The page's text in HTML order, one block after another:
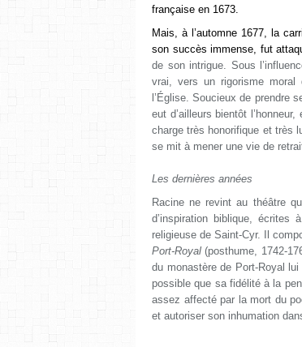
française en 1673.
Mais, à l’automne 1677, la
son succès immense, fut
de son intrigue. Sous
vrai, vers un rigorisme moral
l’Église. Soucieux de prendre
eut d’ailleurs bientôt
charge très honorifique et très
se mit à mener une vie de
Les dernières années
Racine ne revint au théâtre
d’inspiration biblique, écrites
religieuse de Saint-Cyr. Il
Port-Royal (posthume, 1742-
du monastère de Port-Royal
possible que sa fidélité à la
assez affecté par la mort du
et autoriser son inhumation